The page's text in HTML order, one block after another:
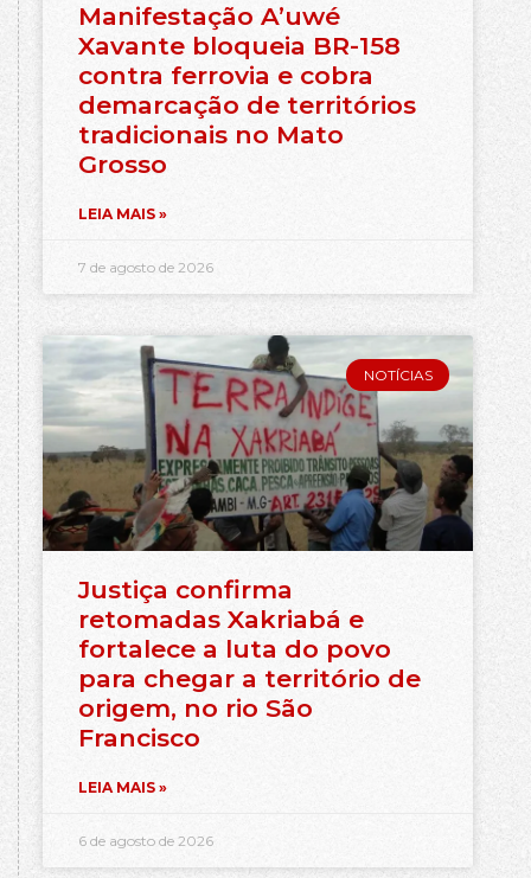
Manifestação A’uwé
Xavante bloqueia BR-158
contra ferrovia e cobra
demarcação de territórios
tradicionais no Mato
Grosso
LEIA MAIS »
7 de agosto de 2026
NOTÍCIAS
Justiça confirma
retomadas Xakriabá e
fortalece a luta do povo
para chegar a território de
origem, no rio São
Francisco
LEIA MAIS »
6 de agosto de 2026